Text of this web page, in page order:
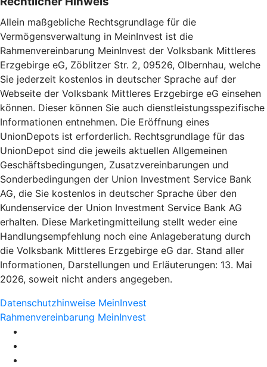
Allein maßgebliche Rechtsgrundlage für die
Vermögensverwaltung in MeinInvest ist die
Rahmenvereinbarung MeinInvest der Volksbank Mittleres
Erzgebirge eG, Zöblitzer Str. 2, 09526, Olbernhau, welche
Sie jederzeit kostenlos in deutscher Sprache auf der
Webseite der Volksbank Mittleres Erzgebirge eG einsehen
können. Dieser können Sie auch dienstleistungsspezifische
Informationen entnehmen. Die Eröffnung eines
UnionDepots ist erforderlich. Rechtsgrundlage für das
UnionDepot sind die jeweils aktuellen Allgemeinen
Geschäftsbedingungen, Zusatzvereinbarungen und
Sonderbedingungen der Union Investment Service Bank
AG, die Sie kostenlos in deutscher Sprache über den
Kundenservice der Union Investment Service Bank AG
erhalten. Diese Marketingmitteilung stellt weder eine
Handlungsempfehlung noch eine Anlageberatung durch
die Volksbank Mittleres Erzgebirge eG dar. Stand aller
Informationen, Darstellungen und Erläuterungen: 13. Mai
2026, soweit nicht anders angegeben.
Datenschutzhinweise MeinInvest
Rahmenvereinbarung MeinInvest